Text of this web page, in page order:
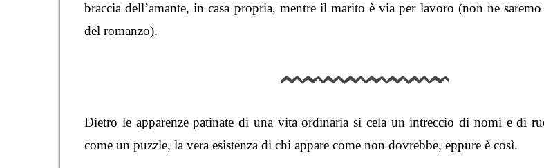
braccia dell’amante, in casa propria, mentre il marito è via per lavoro (non ne
del romanzo).
Dietro le apparenze patinate di una vita ordinaria si cela un intreccio di nomi e di
come un puzzle, la vera esistenza di chi appare come non dovrebbe, eppure è così.